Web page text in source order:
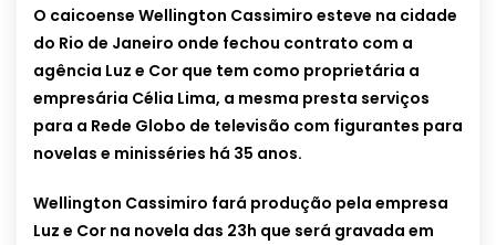
O caicoense Wellington Cassimiro esteve na cidade
do Rio de Janeiro onde fechou contrato com a
agência Luz e Cor que tem como proprietária a
empresária Célia Lima, a mesma presta serviços
para a Rede Globo de televisão com figurantes para
novelas e minisséries há 35 anos.
Wellington Cassimiro fará produção pela empresa
Luz e Cor na novela das 23h que será gravada em